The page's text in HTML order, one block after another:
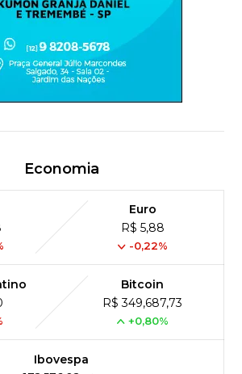
Economia
Euro
R$ 5,88
-0,22%
Bitcoin
R$ 349,687,73
+0,80%
Ibovespa